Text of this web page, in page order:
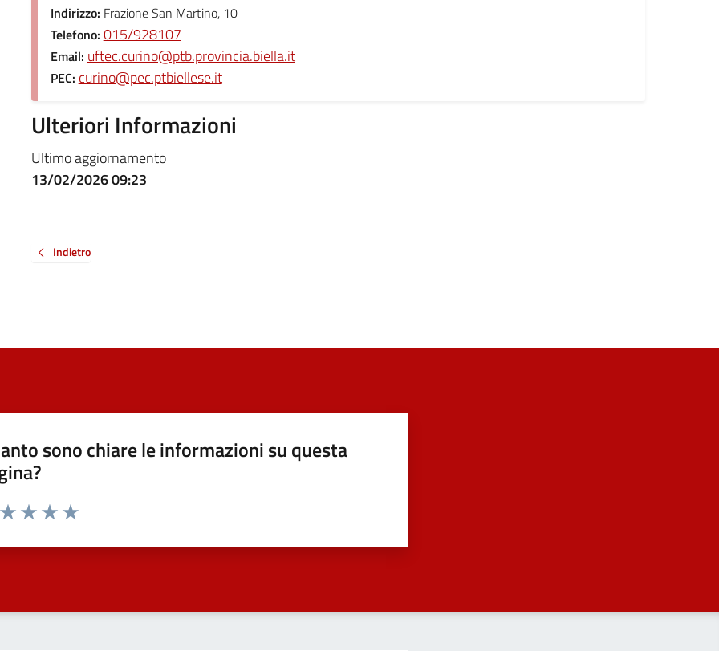
Indirizzo: Frazione San Martino, 10
Telefono: 015/928107
Email: uftec.curino@ptb.provincia.biella.it
PEC: curino@pec.ptbiellese.it
Ulteriori Informazioni
Ultimo aggiornamento
13/02/2026 09:23
Indietro
sono chiare le informazioni su questa
da 1 a 5 stelle la pagina